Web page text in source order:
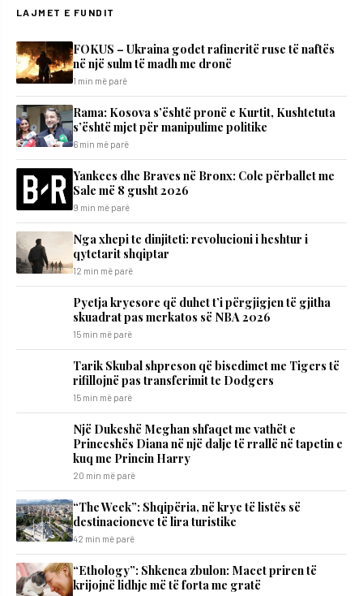
LAJMET E FUNDIT
FOKUS – Ukraina godet rafineritë ruse të naftës
në një sulm të madh me dronë
1 min më parë
​Rama: Kosova s’është pronë e Kurtit, Kushtetuta
s’është mjet për manipulime politike
6 min më parë
Yankees dhe Braves në Bronx: Cole përballet me
Sale më 8 gusht 2026
9 min më parë
Nga xhepi te dinjiteti: revolucioni i heshtur i
qytetarit shqiptar
12 min më parë
Pyetja kryesore që duhet t’i përgjigjen të gjitha
skuadrat pas merkatos së NBA 2026
15 min më parë
Tarik Skubal shpreson që bisedimet me Tigers të
rifillojnë pas transferimit te Dodgers
15 min më parë
Një Dukeshë Meghan shfaqet me vathët e
Princeshës Diana në një dalje të rrallë në tapetin e
kuq me Princin Harry
20 min më parë
“The Week”: Shqipëria, në krye të listës së
destinacioneve të lira turistike
42 min më parë
“Ethology”: Shkenca zbulon: Macet priren të
krijojnë lidhje më të forta me gratë